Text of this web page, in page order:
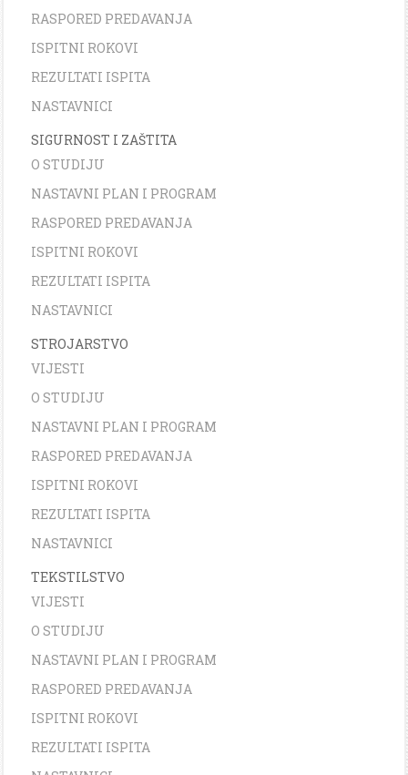
RASPORED PREDAVANJA
ISPITNI ROKOVI
REZULTATI ISPITA
NASTAVNICI
SIGURNOST I ZAŠTITA
O STUDIJU
NASTAVNI PLAN I PROGRAM
RASPORED PREDAVANJA
ISPITNI ROKOVI
REZULTATI ISPITA
NASTAVNICI
STROJARSTVO
VIJESTI
O STUDIJU
NASTAVNI PLAN I PROGRAM
RASPORED PREDAVANJA
ISPITNI ROKOVI
REZULTATI ISPITA
NASTAVNICI
TEKSTILSTVO
VIJESTI
O STUDIJU
NASTAVNI PLAN I PROGRAM
RASPORED PREDAVANJA
ISPITNI ROKOVI
REZULTATI ISPITA